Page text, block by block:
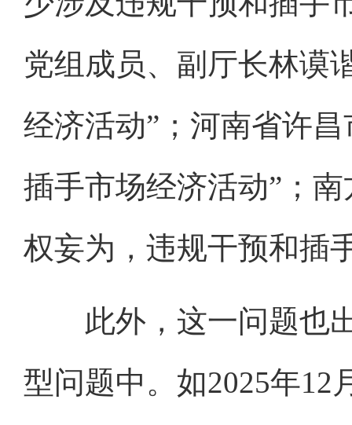
党组成员、副厅长林谟
经济活动”；河南省许
插手市场经济活动”；
权妄为，违规干预和插
此外，这一问题也出
型问题中。如2025年12